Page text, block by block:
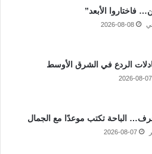
فاختاروا الأبعد”
2026-08-08
الردع في الشرق الأوسط
2026-08-07
الباحة تكتب موعدًا مع الجمال
2026-08-07